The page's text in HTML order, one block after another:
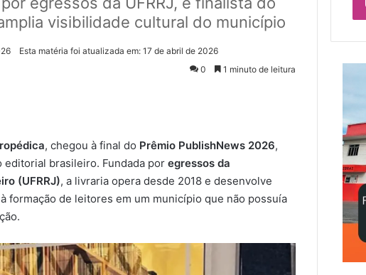
visibilidade cultural do município
Esta matéria foi atualizada em: 17 de abril de 2026
0
1 minuto de leitura
, chegou à final do Prêmio PublishNews 2026,
editorial brasileiro. Fundada por egressos da
(UFRRJ), a livraria opera desde 2018 e desenvolve
formação de leitores em um município que não possuía